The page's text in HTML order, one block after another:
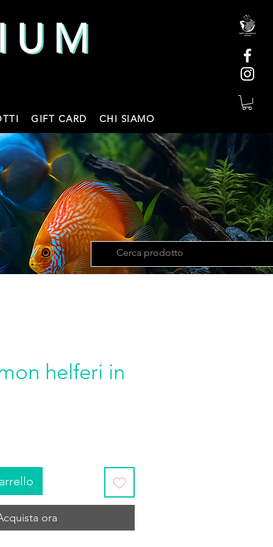
GIFT CARD CHI SIAMO
helferi in
ora